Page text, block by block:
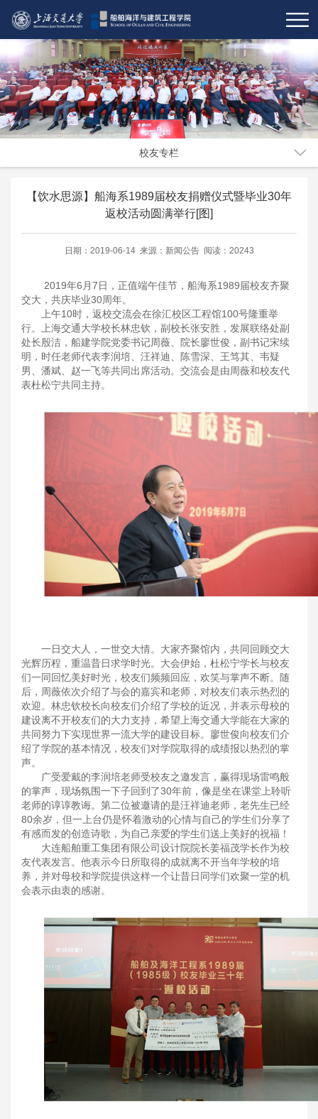
校友专栏
【饮水思源】船海系1989届校友捐赠仪式暨毕业30年
返校活动圆满举行[图]
日期：2019-06-14 来源：新闻公告 阅读：20243
2019年6月7日，正值端午佳节，船海系1989届校友齐聚
交大，共庆毕业30周年。
上午10时，返校交流会在徐汇校区工程馆100号隆重举
行。上海交通大学校长林忠钦，副校长张安胜，发展联络处副
处长殷洁，船建学院党委书记周薇、院长廖世俊，副书记宋续
明，时任老师代表李润培、汪祥迪、陈雪深、王笃其、韦疑
男、潘斌、赵一飞等共同出席活动。交流会是由周薇和校友代
表杜松宁共同主持。
一日交大人，一世交大情。大家齐聚馆内，共同回顾交大
光辉历程，重温昔日求学时光。大会伊始，杜松宁学长与校友
们一同回忆美好时光，校友们频频回应，欢笑与掌声不断。随
后，周薇依次介绍了与会的嘉宾和老师，对校友们表示热烈的
欢迎。林忠钦校长向校友们介绍了学校的近况，并表示母校的
建设离不开校友们的大力支持，希望上海交通大学能在大家的
共同努力下实现世界一流大学的建设目标。廖世俊向校友们介
绍了学院的基本情况，校友们对学院取得的成绩报以热烈的掌
声。
广受爱戴的李润培老师受校友之邀发言，赢得现场雷鸣般
的掌声，现场氛围一下子回到了30年前，像是坐在课堂上聆听
老师的谆谆教诲。第二位被邀请的是汪祥迪老师，老先生已经
80余岁，但一上台仍是怀着激动的心情与自己的学生们分享了
有感而发的创造诗歌，为自己亲爱的学生们送上美好的祝福！
大连船舶重工集团有限公司设计院院长姜福茂学长作为校
友代表发言。他表示今日所取得的成就离不开当年学校的培
养，并对母校和学院提供这样一个让昔日同学们欢聚一堂的机
会表示由衷的感谢。